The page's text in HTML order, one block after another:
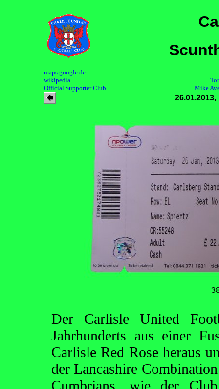
maps.google.de
wikipedia
Official Supporter Club
Mike
Der Carlisle United
Jahrhunderts aus einer
Carlisle Red Rose heraus
der Lancashire
Cumbrians, wie der